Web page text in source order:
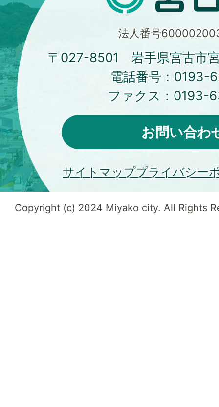
法人番号
〒027-8501 岩手県宮古市
電話番号： 0193-
ファクス： 0193-
お問い合わ
サイトマッププライバシー
Copyright (c) 2024 Miyako city. All Rights